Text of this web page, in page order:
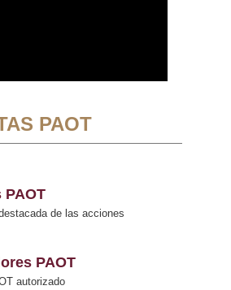
PAOT
PAOT
de las acciones
PAOT
autorizado